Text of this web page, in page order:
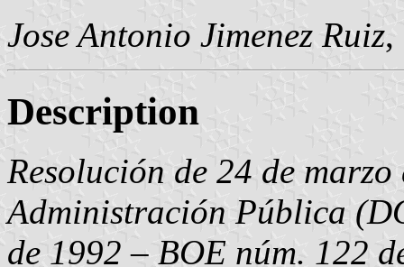
Jose Antonio Jimenez Ruiz,
Description
Resolución de 24 de
Administración Pública
de 1992 – BOE núm. 122